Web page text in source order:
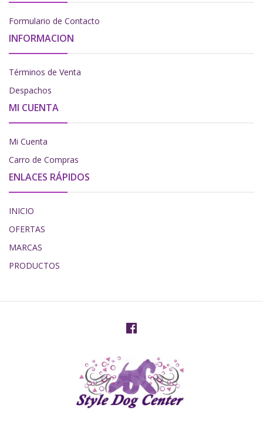
Formulario de Contacto
INFORMACION
Términos de Venta
Despachos
MI CUENTA
Mi Cuenta
Carro de Compras
ENLACES RÁPIDOS
INICIO
OFERTAS
MARCAS
PRODUCTOS